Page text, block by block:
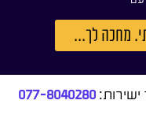
מחכה לך...
077-8040280